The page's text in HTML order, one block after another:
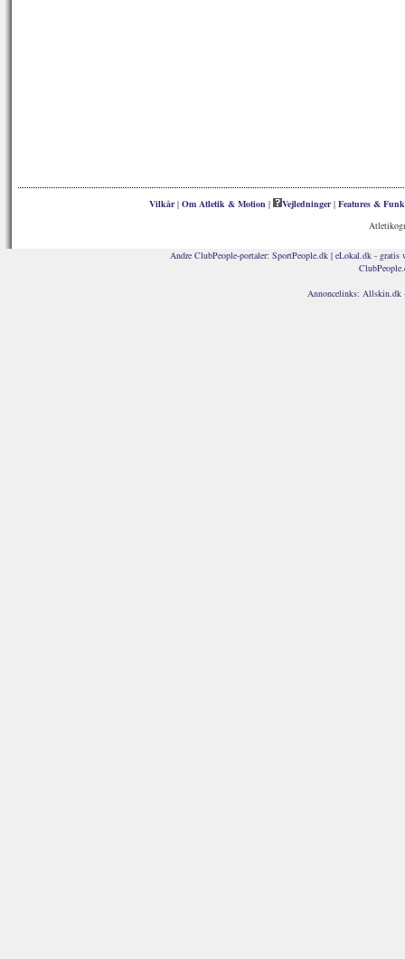
Vilkår| Om Atletik & Motion | Vejledninger| Features &
Andre ClubPeople-portaler: SportPeople.dk| eLokal.dk - gratis
Annoncelinks: Allskin.dk